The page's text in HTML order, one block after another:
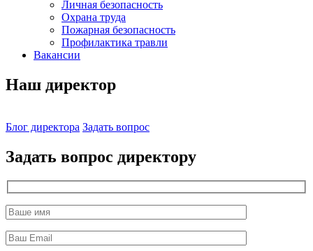
Личная безопасность
Охрана труда
Пожарная безопасность
Профилактика травли
Вакансии
Наш директор
Блог директора Задать вопрос
Задать вопрос директору